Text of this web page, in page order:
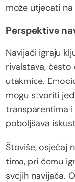
može utjecati
Perspektive
Navijači igraju
rivalstava,
utakmice.
mogu stvoriti
transparentima i
poboljšava
Štoviše, osjećaj
tima, pri čemu
svojih navijača.